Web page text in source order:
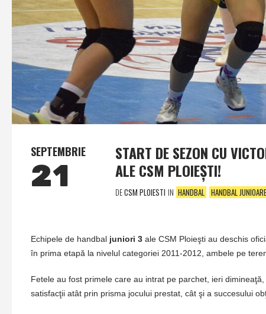
SEPTEMBRIE
21
START DE SEZON CU
ALE CSM PLOIEŞTI!
DECSM PLOIESTI IN HANDBAL HANDBAL JUNIOARE
Echipele de handbal juniori 3 ale CSM Ploieşti au deschis
în prima etapă la nivelul categoriei 2011-2012, ambele pe
Fetele au fost primele care au intrat pe parchet, ieri
satisfacţii atât prin prisma jocului prestat, cât şi a succesului